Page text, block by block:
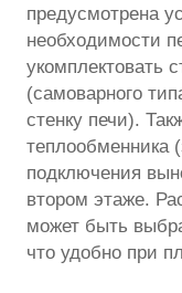
предусмотрена
необходимости
укомплектовать
(самоварного
стенку печи).
теплообменника
подключения
втором этаже.
может быть
что удобно при